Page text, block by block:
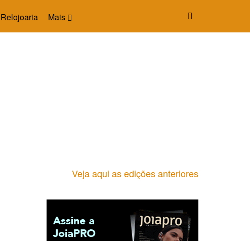
Mais
Relojoaria
Veja aqui as edições anteriores